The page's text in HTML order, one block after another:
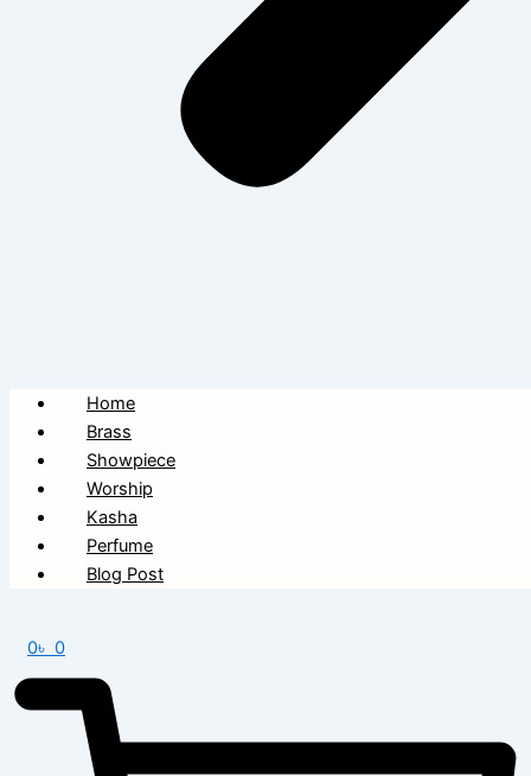
Home
Brass
Showpiece
Worship
Kasha
Perfume
Blog Post
0৳ 0